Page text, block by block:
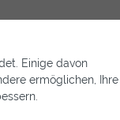
Einige davon
ermöglichen, Ihre